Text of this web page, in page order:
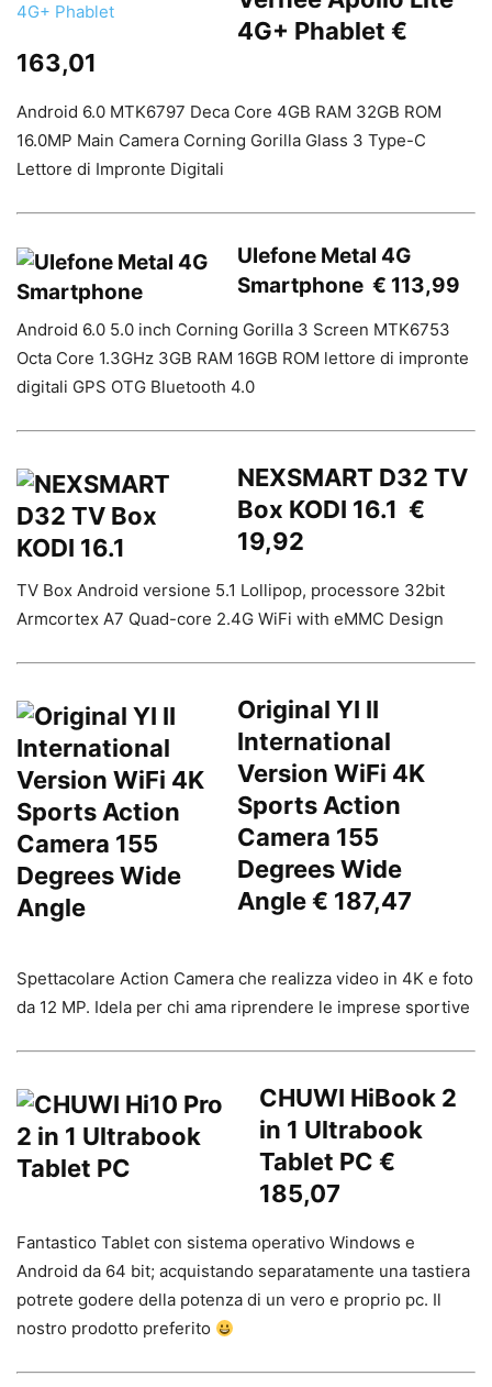
4G+ Phablet €
163,01
Android 6.0 MTK6797 Deca Core 4GB RAM 32GB ROM
16.0MP Main Camera Corning Gorilla Glass 3 Type-C
Lettore di Impronte Digitali
Ulefone Metal 4G
Smartphone € 113,99
Android 6.0 5.0 inch Corning Gorilla 3 Screen MTK6753
Octa Core 1.3GHz 3GB RAM 16GB ROM lettore di impronte
digitali GPS OTG Bluetooth 4.0
NEXSMART D32 TV
Box KODI 16.1 €
19,92
TV Box Android versione 5.1 Lollipop, processore 32bit
Armcortex A7 Quad-core 2.4G WiFi with eMMC Design
Original YI II
International
Version WiFi 4K
Sports Action
Camera 155
Degrees Wide
Angle € 187,47
Spettacolare Action Camera che realizza video in 4K e foto
da 12 MP. Idela per chi ama riprendere le imprese sportive
CHUWI HiBook 2
in 1 Ultrabook
Tablet PC €
185,07
Fantastico Tablet con sistema operativo Windows e
Android da 64 bit; acquistando separatamente una tastiera
potrete godere della potenza di un vero e proprio pc. Il
nostro prodotto preferito